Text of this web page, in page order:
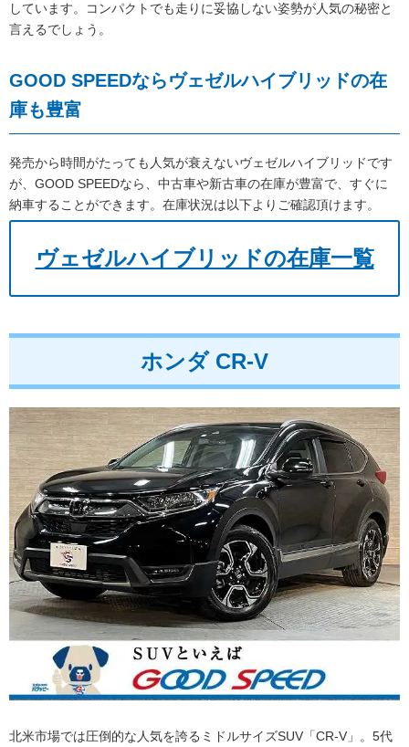
しています。コンパクトでも走りに妥協しない姿勢が人気の秘密と
言えるでしょう。
GOOD SPEEDならヴェゼルハイブリッドの在
庫も豊富
発売から時間がたっても人気が衰えないヴェゼルハイブリッドです
が、GOOD SPEEDなら、中古車や新古車の在庫が豊富で、すぐに
納車することができます。在庫状況は以下よりご確認頂けます。
ヴェゼルハイブリッドの在庫一覧
ホンダ CR-V
北米市場では圧倒的な人気を誇るミドルサイズSUV「CR-V」。5代